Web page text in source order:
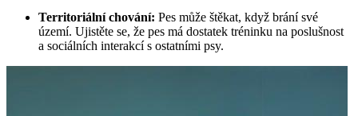
Territoriální chování: Pes může štěkat, když brání své
území. Ujistěte se, že pes má dostatek tréninku na poslušnost
a sociálních interakcí s ostatními psy.